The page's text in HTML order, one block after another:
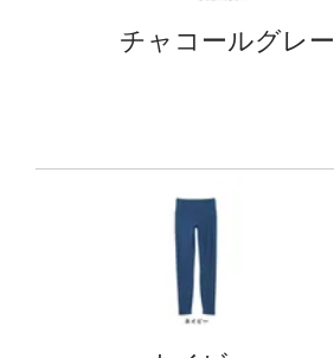
チャコールグレー